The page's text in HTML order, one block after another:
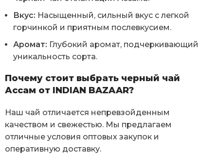
Вкус: Насыщенный, сильный вкус с легкой
горчинкой и приятным послевкусием.
Аромат: Глубокий аромат, подчеркивающий
уникальность сорта.
Почему стоит выбрать черный чай
Ассам от INDIAN BAZAAR?
Наш чай отличается непревзойденным
качеством и свежестью. Мы предлагаем
отличные условия оптовых закупок и
оперативную доставку.